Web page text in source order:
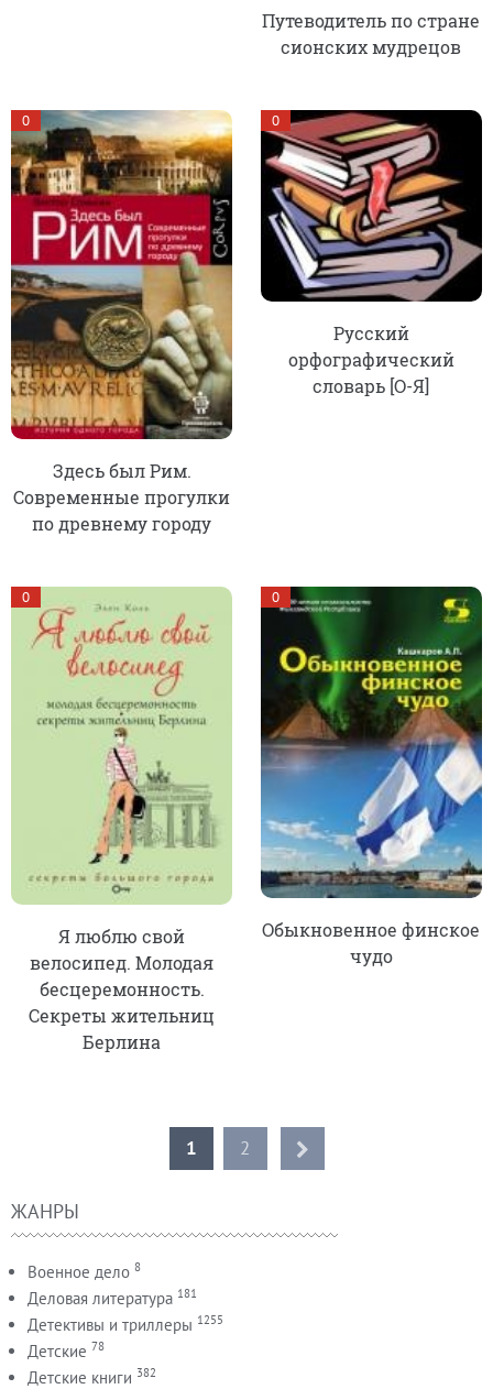
Путеводитель по стране
сионских мудрецов
Здесь был Рим.
Современные прогулки
по древнему городу
0
Русский
орфографический
словарь [О-Я]
0
Я люблю свой
велосипед. Молодая
бесцеремонность.
Секреты жительниц
Берлина
0
Обыкновенное финское
чудо
0
1 2
ЖАНРЫ
Военное дело 8
Деловая литература 181
Детективы и триллеры 1255
Детские 78
Детские книги 382